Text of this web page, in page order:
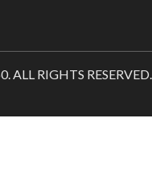
RIGHTS RESERVED.